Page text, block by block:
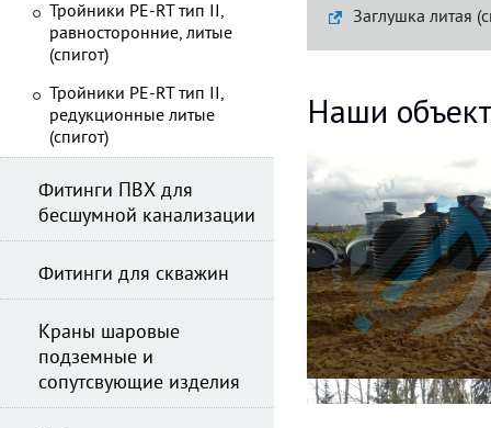
Заглушка литая
Наши
Тройники PE-RT тип II,
равносторонние, литые
(спигот)
Тройники PE-RT тип II,
редукционные литые
(спигот)
Фитинги ПВХ для
бесшумной канализации
Фитинги для скважин
Краны шаровые
подземные и
сопутсвующие изделия